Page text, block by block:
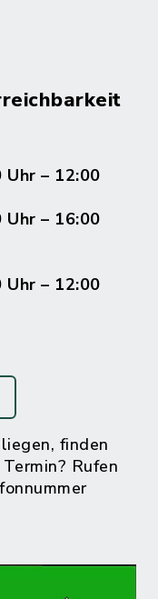
Uhr – 12:00
Uhr – 16:00
Uhr – 12:00
finden
Rufen